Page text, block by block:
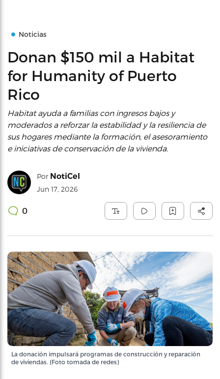
Noticias
Donan $150 mil a Habitat
for Humanity of Puerto
Rico
Habitat ayuda a familias con ingresos bajos y
moderados a reforzar la estabilidad y la resiliencia de
sus hogares mediante la formación, el asesoramiento
e iniciativas de conservación de la vivienda.
Por NotiCel
Jun 17, 2026
0
La donación impulsará programas de construcción y reparación
de viviendas. (Foto tomada de redes)